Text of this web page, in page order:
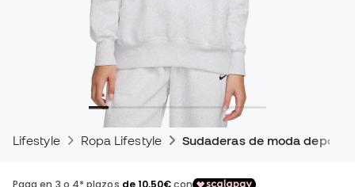
Lifestyle Ropa Lifestyle Sudaderas de moda